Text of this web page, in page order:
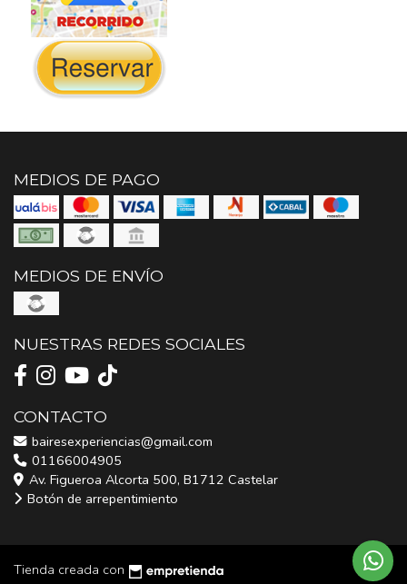
MEDIOS DE PAGO
MEDIOS DE ENVÍO
NUESTRAS REDES SOCIALES
CONTACTO
bairesexperiencias@gmail.com
01166004905
Av. Figueroa Alcorta 500, B1712 Castelar
Botón de arrepentimiento
Tienda creada con